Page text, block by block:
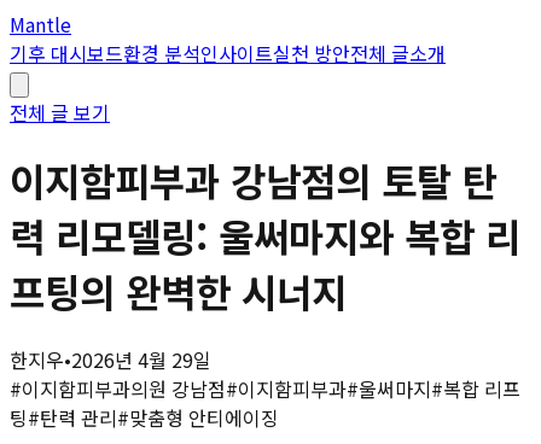
Mantle
기후 대시보드환경 분석인사이트실천 방안전체 글소개
전체 글 보기
이지함피부과 강남점의 토탈 탄
력 리모델링: 울써마지와 복합 리
프팅의 완벽한 시너지
한지우•2026년 4월 29일
#이지함피부과의원 강남점#이지함피부과#울써마지#복합 리프
팅#탄력 관리#맞춤형 안티에이징